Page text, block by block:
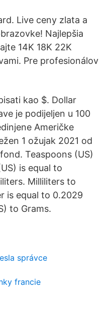
Live ceny zlata a
Najlepšia
14K 18K 22K
Pre profesionálov
kao $. Dollar
je podijeljen u 100
Američke
1 ožujak 2021 od
Teaspoons (US)
is equal to
Milliliters to
is equal to 0.2029
to Grams.
správce
francie